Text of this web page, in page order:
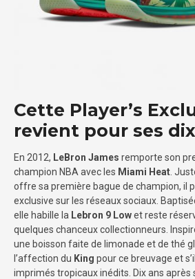
Cette Player’s
revient pour ses
En 2012, LeBron James remporte son
champion NBA avec les Miami Heat .
offre sa première bague de champion, il
exclusive sur les réseaux sociaux.
elle habille la Lebron 9 Lowet reste
quelques chanceux collectionneurs.
une boisson faite de limonade et de thé
l’affection du King pour ce breuvage et
imprimés tropicaux inédits. Dix ans après